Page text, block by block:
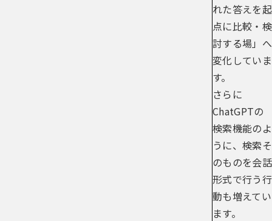
れた答えを起
点に比較・検
討する場」へ
変化していま
す。
さらに
ChatGPTの
検索機能のよ
うに、検索そ
のものを会話
形式で行う行
動も増えてい
ます。